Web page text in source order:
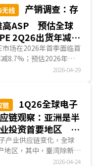
体出口金额达2.92亿美
无线
产销调查：存
高ASP 预估全球
2Q26出货年减
支撑产值韧性
市场在2026年首季面临首
8.7%；预估2026年第2
4%，降幅逐季收敛，
衰退，ASP上行成为支
5G FWA CPE出货
于全球均值，并凭借多元
重及供应链弹性，持续维
2026-04-29
链
1Q26全球电子
链观察：亚洲是半
投资首要地区 欧
者收购动态成为焦
产业供应链变化，全球
地区，其中，臺湾除新竹
雄等也成为业者积极投资
2026-04-24